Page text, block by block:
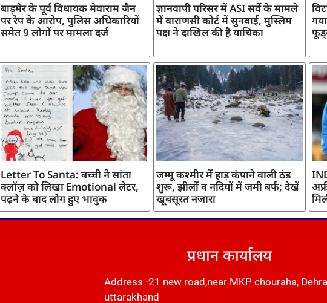
बाड़मेर के पूर्व विधायक मेवाराम जैन
पर रेप के आरोप, पुलिस अधिकारियों
समेत 9 लोगों पर मामला दर्ज
ज्ञानवापी परिसर में ASI सर्वे के मामले
में वाराणसी कोर्ट में सुनवाई, मुस्लिम
पक्ष ने दाखिल की है याचिका
Letter To Santa: बच्ची ने सांता
क्लॉज़ को लिखा Emotional लेटर,
पढ़ने के बाद लोग हुए भावुक
जम्मू कश्मीर में हाड़ कंपाने वाली ठंड
शुरू, झीलों व नदियों में जमी बर्फ; देखें
खूबसूरत नजारा
प्रधान कार्यालय
Address -21 new road,near MKP chouraha,
uttarakhand